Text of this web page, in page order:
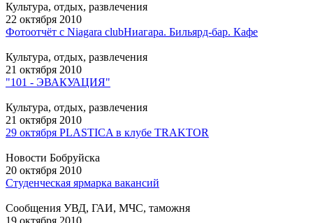
Культура, отдых, развлечения
22 октября 2010
Фото­о­т­чё­т с Niagara clubНиагара. Бильярд-бар. Кафе
Культура, отдых, развлечения
21 октября 2010
"101 - ЭВАКУАЦИЯ"
Культура, отдых, развлечения
21 октября 2010
29 октября PLASTICA в клубе TRAKTOR
Новости Бобруйска
20 октября 2010
Студенческая ярмарка вакансий
Сообщения УВД, ГАИ, МЧС, таможня